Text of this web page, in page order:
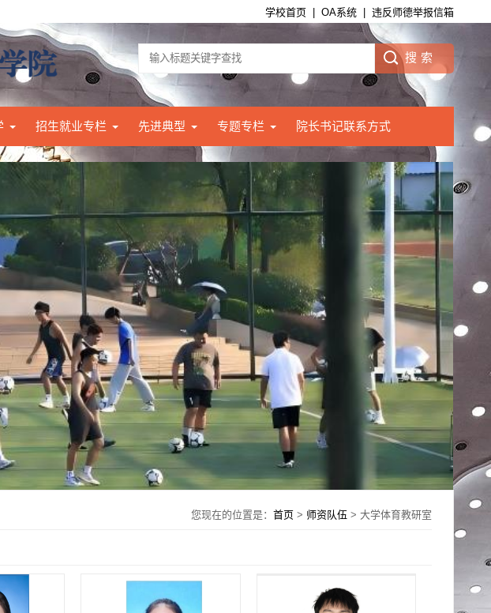
学校首页 OA系统 违反师德举报信箱
招生就业专栏 先进典型 专题专栏 院长书记联系方式
您现在的位置是： 首页 > 师资队伍 > 大学体育教研室